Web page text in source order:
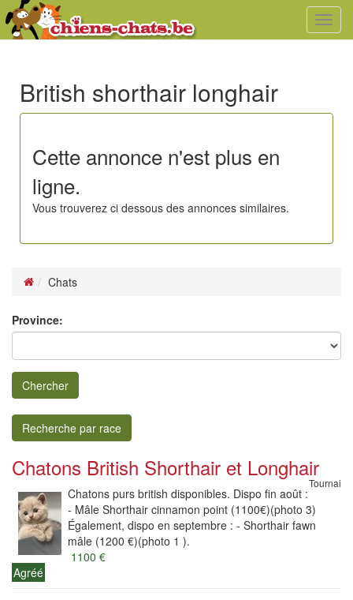
British shorthair longhair
Cette annonce n'est plus en
ligne.
Vous trouverez ci dessous des annonces similaires.
Chats
Province:
Chercher
Recherche par race
Chatons British Shorthair et Longhair
Tournai
Chatons purs british disponibles. Dispo fin août :
- Mâle Shorthair cinnamon point (1100€)(photo 3)
Également, dispo en septembre : - Shorthair fawn
mâle (1200 €)(photo 1 ).
1100 €
Agréé